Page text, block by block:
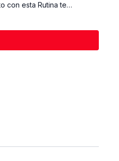
con esta Rutina te
realizo cada ejercicio